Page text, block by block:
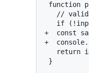
+  const
+